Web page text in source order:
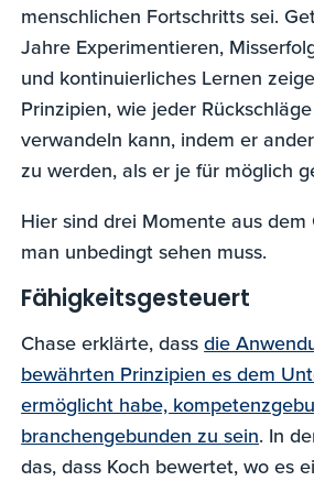
menschlichen Fortschritts sei.
Jahre Experimentieren,
und kontinuierliches Lernen
Prinzipien, wie jeder
verwandeln kann, indem er
zu werden, als er je für möglich
Hier sind drei Momente aus dem
man unbedingt sehen muss.
Fähigkeitsgesteuert
Chase erklärte, dassdie
bewährten Prinzipien es dem
ermöglicht habe,
branchengebunden zu sein. In
das, dass Koch bewertet, wo es